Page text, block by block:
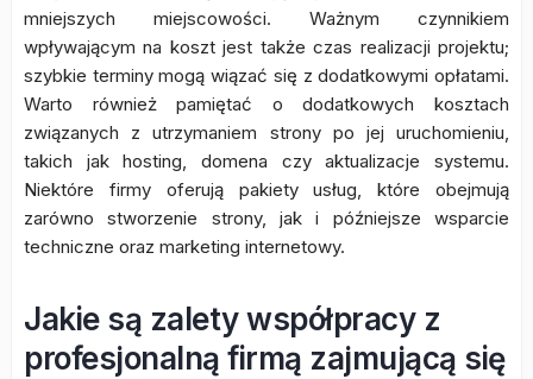
mniejszych miejscowości. Ważnym czynnikiem
wpływającym na koszt jest także czas realizacji projektu;
szybkie terminy mogą wiązać się z dodatkowymi opłatami.
Warto również pamiętać o dodatkowych kosztach
związanych z utrzymaniem strony po jej uruchomieniu,
takich jak hosting, domena czy aktualizacje systemu.
Niektóre firmy oferują pakiety usług, które obejmują
zarówno stworzenie strony, jak i późniejsze wsparcie
techniczne oraz marketing internetowy.
Jakie są zalety współpracy z
profesjonalną firmą zajmującą się